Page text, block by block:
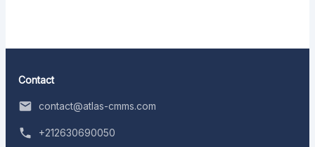
Contact
contact@atlas-cmms.com
+212630690050